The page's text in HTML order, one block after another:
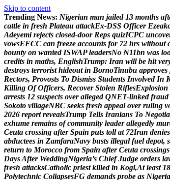
Skip to content
Trending News: Nigerian man jailed 13 months aft
cattle in fresh Plateau attackEx-DSS Officer Ezeak
Adeyemi rejects closed-door Reps quizICPC uncove
vowsEFCC can freeze accounts for 72 hrs without
bounty on wanted ISWAP leadersNo ₦11bn was lo
credits in maths, EnglishTrump: Iran will be hit ver
destroys terrorist hideout in BornoTinubu approves
Rectors, Provosts To Dismiss Students Involved In
Killing Of Officers, Recover Stolen RiflesExplosion
arrests 12 suspects over alleged QNET-linked fraud
Sokoto villageNBC seeks fresh appeal over ruling v
2026 report revealsTrump Tells Iranians To Negotia
exhume remains of community leader allegedly mur
Ceuta crossing after Spain puts toll at 72Iran denies
abductees in ZamfaraNavy busts illegal fuel depot, s
return to Morocco from Spain after Ceuta crossings
DaysAfter WeddingNigeria’s Chief Judge orders la
fresh attacksCatholic priest killed in Kogi,At least 18
Polytechnic CollapsesFG demands probe as Nigeria